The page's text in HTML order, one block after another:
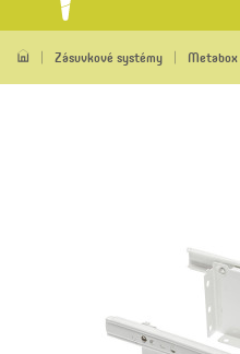
Zásuvkové systémy Metabox